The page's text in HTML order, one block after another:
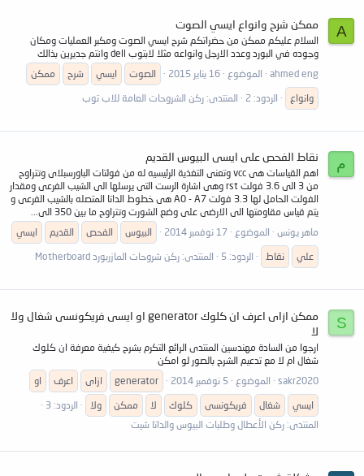
A ممكن شرح وانواع ايسي الصوت
السلام عليكم ممكن من حضراتكم شرح ايسي الصوت ومكبر العمليات ومكان
وجوده في البورد وعدد الارجل وانواعه مثلا لابتوب dell وانتم جديرين بذالك
ahmed eng
الموضوع 16 يناير 2015 الصوت ايسي شرح
ممكن
وانواع
الردود: 2 المنتدى: ركن الشروحات العامة للاب توب
م نقاط الفحص على ايسى البيوس القديم
اهم القياسات هى vcc وتعنى التغذية الرئيسيه له من فولتات الباورسبلاى وتتراوح
من 3 الى 3.6 فولت rst وهى اشارة الرست التى يرسلها الى الشيب الفرعى ومقدار
الفولت الحامل لها 3.3 فولت A0 - A7 هى خطوط الداتا المتصله بالشيب الفرعى و
يتم قياس مقاومتها الى الارضى على وضع الشورت وتتراوح ما بين 350 الى...
ماهر يونس
الموضوع 17 نوفمبر 2014 البيوس الفحص القديم
ايسي
علي
نقاط الردود: 5 المنتدى: ركن شروحات المازربورد Motherboard
S
ممكن ازاى اعرف ان كلوك generator او ايسى فريكونسى شغال ولا
لا
ارجوا من السادة مهندسين المنتدى الرائع التكرم بشرح كيفية معرفة ان كلوك
شغال ام لا مع تدعيم الشرح بالصور لو امكن
sakr2020
الموضوع 5 نوفمبر 2014 generator ازاى اعرف
او
ايسي
شغال فريكونسى كلوك لا ممكن ولا
الردود: 3
المنتدى: ركن الأعطال وطلبات البيوس والداتا شيت